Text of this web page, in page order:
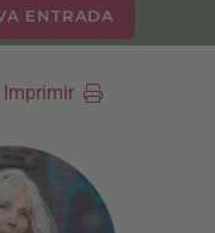
ENTRADA
Imprimir